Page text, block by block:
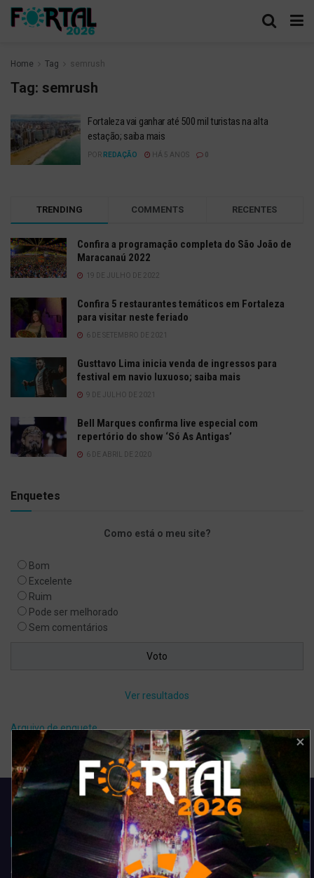
Home Tag semrush
Tag: semrush
Fortaleza vai ganhar até 500 mil turistas na alta
estação; saiba mais
POR REDAÇÃO HÁ 5 ANOS
TRENDING COMMENTS RECENTES
Confira a programação completa do São João de
Maracanaú 2022
19 DE JULHO DE 2022
Confira 5 restaurantes temáticos em Fortaleza
para visitar neste feriado
6 DE SETEMBRO DE 2021
Gusttavo Lima inicia venda de ingressos para
festival em navio luxuoso; saiba mais
9 DE JULHO DE 2021
Bell Marques confirma live especial com
repertório do show ‘Só As Antigas’
6 DE ABRIL DE 2020
Enquetes
Como está o meu site?
Bom
Excelente
Ruim
Pode ser melhorado
Sem comentários
Ver resultados
Arquivo de enquete
Acompanhe todas as novidades do entretenimento na região de